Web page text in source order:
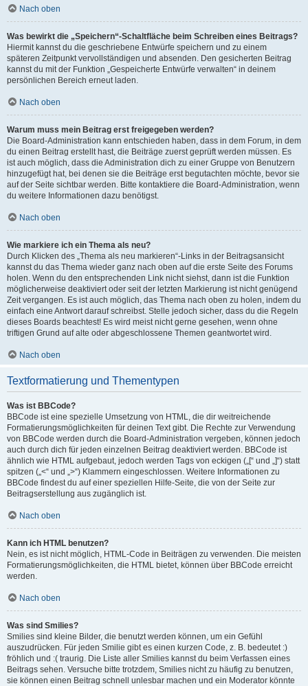
Nach oben
Was bewirkt die „Speichern“-Schaltfläche beim Schreiben eines Beitrags?
Hiermit kannst du die geschriebene Entwürfe speichern und zu einem
späteren Zeitpunkt vervollständigen und absenden. Den gesicherten Beitrag
kannst du mit der Funktion „Gespeicherte Entwürfe verwalten“ in deinem
persönlichen Bereich erneut laden.
Nach oben
Warum muss mein Beitrag erst freigegeben werden?
Die Board-Administration kann entschieden haben, dass in dem Forum, in dem
du einen Beitrag erstellt hast, die Beiträge zuerst geprüft werden müssen. Es
ist auch möglich, dass die Administration dich zu einer Gruppe von Benutzern
hinzugefügt hat, bei denen sie die Beiträge erst begutachten möchte, bevor sie
auf der Seite sichtbar werden. Bitte kontaktiere die Board-Administration, wenn
du weitere Informationen dazu benötigst.
Nach oben
Wie markiere ich ein Thema als neu?
Durch Klicken des „Thema als neu markieren“-Links in der Beitragsansicht
kannst du das Thema wieder ganz nach oben auf die erste Seite des Forums
holen. Wenn du den entsprechenden Link nicht siehst, dann ist die Funktion
möglicherweise deaktiviert oder seit der letzten Markierung ist nicht genügend
Zeit vergangen. Es ist auch möglich, das Thema nach oben zu holen, indem du
einfach eine Antwort darauf schreibst. Stelle jedoch sicher, dass du die Regeln
dieses Boards beachtest! Es wird meist nicht gerne gesehen, wenn ohne
triftigen Grund auf alte oder abgeschlossene Themen geantwortet wird.
Nach oben
Textformatierung und Thementypen
Was ist BBCode?
BBCode ist eine spezielle Umsetzung von HTML, die dir weitreichende
Formatierungsmöglichkeiten für deinen Text gibt. Die Rechte zur Verwendung
von BBCode werden durch die Board-Administration vergeben, können jedoch
auch durch dich für jeden einzelnen Beitrag deaktiviert werden. BBCode ist
ähnlich wie HTML aufgebaut, jedoch werden Tags von eckigen („[“ und „]“) statt
spitzen („<“ und „>“) Klammern eingeschlossen. Weitere Informationen zu
BBCode findest du auf einer speziellen Hilfe-Seite, die von der Seite zur
Beitragserstellung aus zugänglich ist.
Nach oben
Kann ich HTML benutzen?
Nein, es ist nicht möglich, HTML-Code in Beiträgen zu verwenden. Die meisten
Formatierungsmöglichkeiten, die HTML bietet, können über BBCode erreicht
werden.
Nach oben
Was sind Smilies?
Smilies sind kleine Bilder, die benutzt werden können, um ein Gefühl
auszudrücken. Für jeden Smilie gibt es einen kurzen Code, z. B. bedeutet :)
fröhlich und :( traurig. Die Liste aller Smilies kannst du beim Verfassen eines
Beitrags sehen. Versuche bitte trotzdem, Smilies nicht zu häufig zu benutzen,
sie können einen Beitrag schnell unlesbar machen und ein Moderator könnte